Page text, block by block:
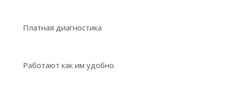
Платная диагностика
Работают как им удобно